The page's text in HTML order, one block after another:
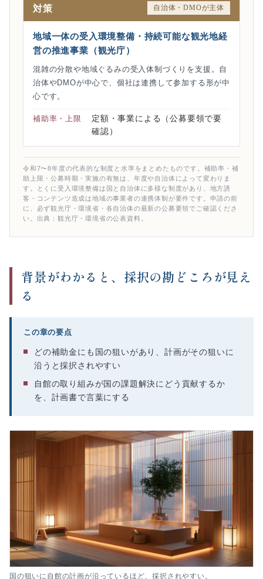
対策
自治体・DMOが主体
地域一体の受入環境整備・持続可能な観光地経
営の推進事業（観光庁）
混雑の分散や地域ぐるみの受入体制づくりを支援。自
治体やDMOが中心で、個社は連携して参加する形が中
心です。
補助率・上限
定額・事業による（公募要領で要
確認）
令和7〜8年度の代表的な制度と水準をまとめたものです。補助率・補
助上限・公募時期・実施の有無は、年度や自治体によって変わりま
す。とくに受入環境整備は国と自治体に多様な制度があり、地方誘
客・コンテンツ造成は地域の事業者の連携体制が要件です。申請の前
に、必ず観光庁・環境省・各自治体の最新の公募要領でご確認くださ
い。出典：観光庁・環境省の公表資料。
背景がわかると、採択の勘どころが見え
る
この章の要点
どの補助金にも国の狙いがあり、計画がその狙いに
沿うと採択されやすい
自館の取り組みが国の課題解決にどう貢献するか
を、計画書で言葉にする
国の狙いに自館の計画が沿っているほど、採択されやすい。